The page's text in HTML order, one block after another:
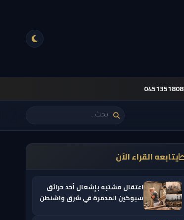
0451351808
يتابعه القراء الآن
اعتقال مشتبه بإشعال أحد حرائق
سبوكين المدمرة في شرق واشنطن